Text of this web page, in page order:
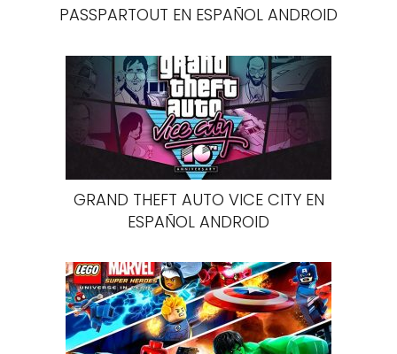
PASSPARTOUT EN ESPAÑOL ANDROID
GRAND THEFT AUTO VICE CITY EN
ESPAÑOL ANDROID